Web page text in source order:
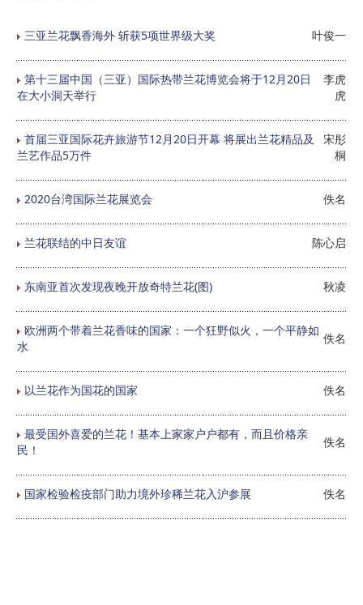
三亚兰花飘香海外 斩获5项世界级大奖 叶俊一
第十三届中国（三亚）国际热带兰花博览会将于12月20日
在大小洞天举行
李虎
虎
首届三亚国际花卉旅游节12月20日开幕 将展出兰花精品及
兰艺作品5万件
宋彤
桐
2020台湾国际兰花展览会 佚名
兰花联结的中日友谊 陈心启
东南亚首次发现夜晚开放奇特兰花(图) 秋凌
欧洲两个带着兰花香味的国家：一个狂野似火，一个平静如
水
佚名
以兰花作为国花的国家 佚名
最受国外喜爱的兰花！基本上家家户户都有，而且价格亲
民！
佚名
国家检验检疫部门助力境外珍稀兰花入沪参展 佚名